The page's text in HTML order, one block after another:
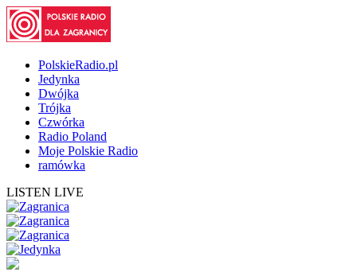
PolskieRadio.pl
Jedynka
Dwójka
Trójka
Czwórka
Radio Poland
Moje Polskie Radio
ramówka
LISTEN LIVE